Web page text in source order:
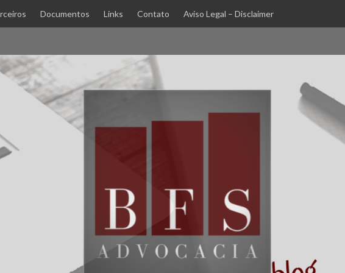
Documentos Links Contato Aviso Legal – Disclaimer